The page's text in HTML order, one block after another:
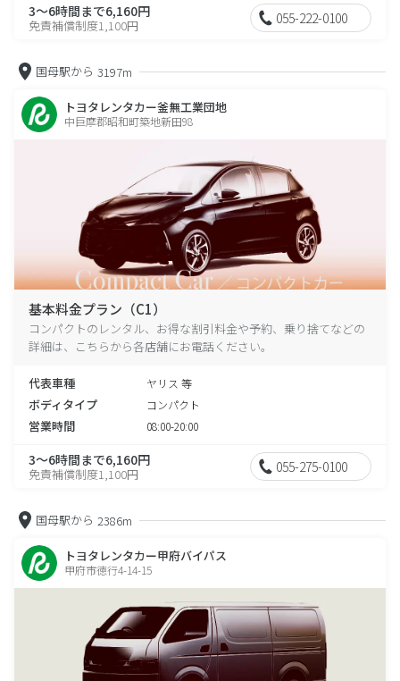
3～6時間まで6,160円
免責補償制度1,100円 055-222-0100
国母駅から 3197m
トヨタレンタカー釜無工業団地
中巨摩郡昭和町築地新田98
基本料金プラン（C1）
コンパクトのレンタル、お得な割引料金や予約、乗り捨てなどの
詳細は、こちらから各店舗にお電話ください。
代表車種 ヤリス 等
ボディタイプ コンパクト
営業時間 08:00-20:00
3～6時間まで6,160円
免責補償制度1,100円 055-275-0100
国母駅から 2386m
トヨタレンタカー甲府バイパス
甲府市徳行4-14-15